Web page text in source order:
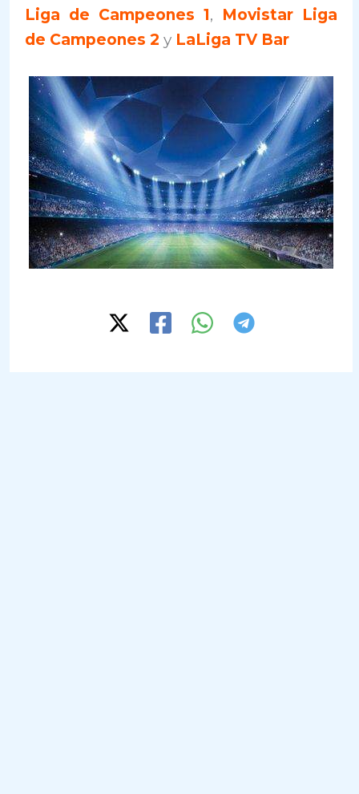
Liga de Campeones 1, Movistar Liga
de Campeones 2 y LaLiga TV Bar